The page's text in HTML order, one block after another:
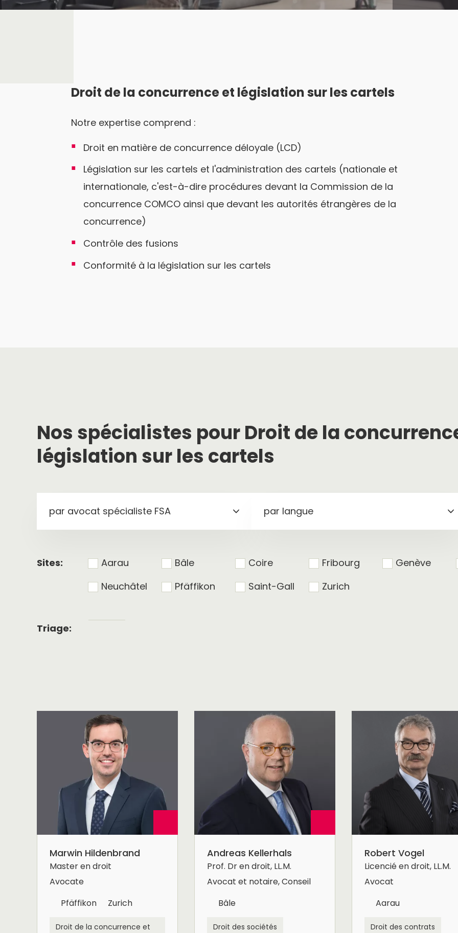
Droit de la concurrence et législation sur les cartels
Notre expertise comprend :
Droit en matière de concurrence déloyale (LCD)
Législation sur les cartels et l'administration des cartels (nationale et
internationale, c'est-à-dire procédures devant la Commission de la
concurrence COMCO ainsi que devant les autorités étrangères de la
concurrence)
Contrôle des fusions
Conformité à la législation sur les cartels
Nos spécialistes pour Droit de la
législation sur les cartels
par avocat spécialiste FSA par langue
Sites: Aarau Bâle Coire Fribourg
Genève
Neuchâtel
Pfäffikon Saint-Gall Zurich
Triage:
Marwin Hildenbrand
Master en droit
Avocate
Pfäffikon
Zurich
Droit de la concurrence et
Andreas Kellerhals
Prof. Dr en droit, LL.M.
Avocat et notaire, Conseil
Bâle
Droit des sociétés
Robert Vogel
Licencié en droit, LL.M.
Avocat
Aarau
Droit des contrats